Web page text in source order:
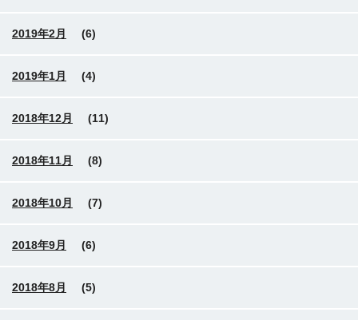
2019年2月 (6)
2019年1月 (4)
2018年12月 (11)
2018年11月 (8)
2018年10月 (7)
2018年9月 (6)
2018年8月 (5)